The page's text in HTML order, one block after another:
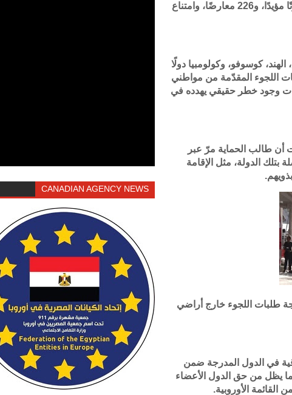
تعديل اللائحة الخاصة بتطبيق مفهوم «الدولة الثالثة الآمنة»، بأغلبية 396 صوتًا مؤيدًا، و226 معارضًا، وامتناع
كوسوفو، وكولومبيا دولًا
اللجوء المقدّمة من مواطني
وجود خطر حقيقي يهدده في
أن طالب الحماية مرّ عبر
بتلك الدولة، مثل الإقامة
طلبات اللجوء خارج أراضي
في الدول المدرجة ضمن
يظل من حق الدول الأعضاء
الأوروبية.
CANADIAN AGENCY NEWS